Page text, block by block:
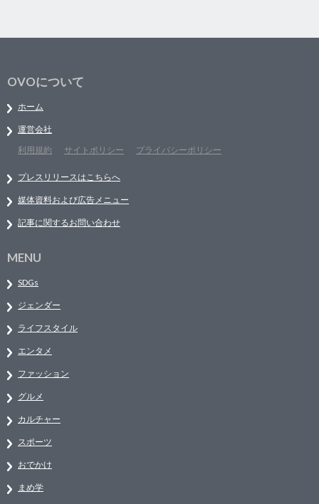
OVOについて
ホーム
運営会社
利用規約
サイトポリシー プライバシーポリシー
プレスリリースはこちらへ
媒体資料および広告メニュー
記事に関するお問い合わせ
MENU
SDGs
ジェンダー
ライフスタイル
エンタメ
ファッション
グルメ
カルチャー
スポーツ
おでかけ
まめ学